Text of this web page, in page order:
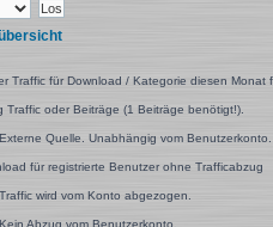
Traffic für Download / Kategorie diesen Monat
Traffic oder Beiträge (1 Beiträge benötigt!).
Quelle. Unabhängig vom Benutzerkonto.
für registrierte Benutzer ohne Trafficabzug
wird vom Konto abgezogen.
Abzug vom Benutzerkonto.